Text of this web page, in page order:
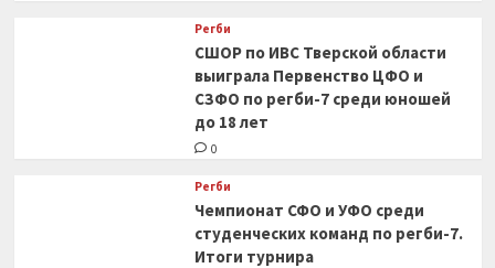
Регби
СШОР по ИВС Тверской области
выиграла Первенство ЦФО и
СЗФО по регби-7 среди юношей
до 18 лет
0
Регби
Чемпионат СФО и УФО среди
студенческих команд по регби-7.
Итоги турнира